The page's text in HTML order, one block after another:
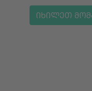
ᲘᲮᲘᲚᲔᲗ